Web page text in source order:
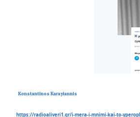
Konstantinos Karayiannis
https://radioaliveri1.gr/i-mera-i-mnimi-kai-to-